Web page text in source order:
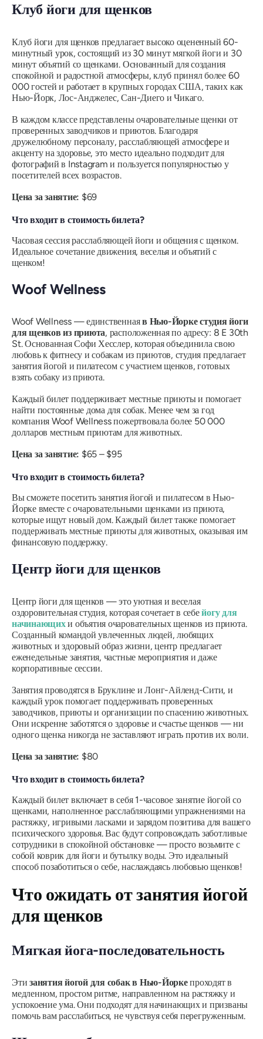
Клуб йоги для щенков
Клуб йоги для щенков предлагает высоко оцененный 60-
минутный урок, состоящий из 30 минут мягкой йоги и 30
минут объятий со щенками. Основанный для создания
спокойной и радостной атмосферы, клуб принял более 60
000 гостей и работает в крупных городах США, таких как
Нью-Йорк, Лос-Анджелес, Сан-Диего и Чикаго.
В каждом классе представлены очаровательные щенки от
проверенных заводчиков и приютов. Благодаря
дружелюбному персоналу, расслабляющей атмосфере и
акценту на здоровье, это место идеально подходит для
фотографий в Instagram и пользуется популярностью у
посетителей всех возрастов.
Цена за занятие: $69
Что входит в стоимость билета?
Часовая сессия расслабляющей йоги и общения с щенком.
Идеальное сочетание движения, веселья и объятий с
щенком!
Woof Wellness
Woof Wellness — единственнаяв Нью-Йорке студия йоги
для щенков из приюта, расположенная по адресу: 8 E 30th
St. Основанная Софи Хесслер, которая объединила свою
любовь к фитнесу и собакам из приютов, студия предлагает
занятия йогой и пилатесом с участием щенков, готовых
взять собаку из приюта.
Каждый билет поддерживает местные приюты и помогает
найти постоянные дома для собак. Менее чем за год
компания Woof Wellness пожертвовала более 50 000
долларов местным приютам для животных.
Цена за занятие: $65 – $95
Что входит в стоимость билета?
Вы сможете посетить занятия йогой и пилатесом в Нью-
Йорке вместе с очаровательными щенками из приюта,
которые ищут новый дом. Каждый билет также помогает
поддерживать местные приюты для животных, оказывая им
финансовую поддержку.
Центр йоги для щенков
Центр йоги для щенков — это уютная и веселая
оздоровительная студия, которая сочетает в себейогу для
начинающихи объятия очаровательных щенков из приюта.
Созданный командой увлеченных людей, любящих
животных и здоровый образ жизни, центр предлагает
еженедельные занятия, частные мероприятия и даже
корпоративные сессии.
Занятия проводятся в Бруклине и Лонг-Айленд-Сити, и
каждый урок помогает поддерживать проверенных
заводчиков, приюты и организации по спасению животных.
Они искренне заботятся о здоровье и счастье щенков — ни
одного щенка никогда не заставляют играть против их воли.
Цена за занятие: $80
Что входит в стоимость билета?
Каждый билет включает в себя 1-часовое занятие йогой со
щенками, наполненное расслабляющими упражнениями на
растяжку, игривыми ласками и зарядом позитива для вашего
психического здоровья. Вас будут сопровождать заботливые
сотрудники в спокойной обстановке — просто возьмите с
собой коврик для йоги и бутылку воды. Это идеальный
способ позаботиться о себе, наслаждаясь любовью щенков!
Что ожидать от занятия йогой
для щенков
Мягкая йога-последовательность
Этизанятия йогой для собак в Нью-Йоркепроходят в
медленном, простом ритме, направленном на растяжку и
успокоение ума. Они подходят для начинающих и призваны
помочь вам расслабиться, не чувствуя себя перегруженным.